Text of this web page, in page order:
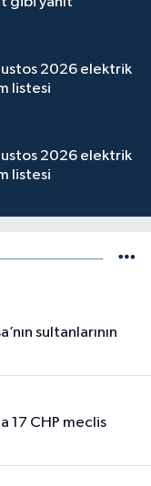
2026 elektrik
listesi
2026 elektrik
listesi